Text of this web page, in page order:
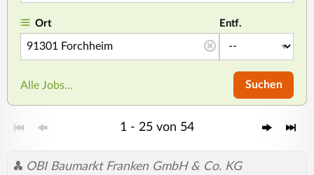
Ort Entf.
Alle Jobs... Suchen
1 - 25 von 54
OBI Baumarkt Franken GmbH & Co. KG